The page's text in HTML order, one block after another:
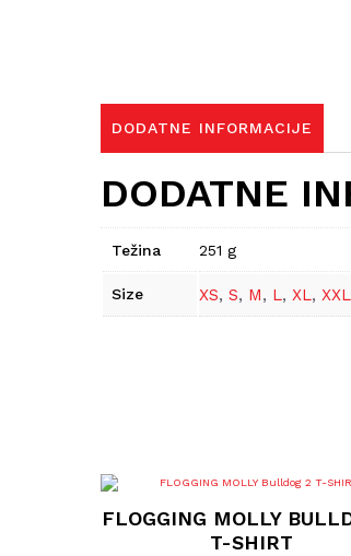
DODATNE INFORMACIJE
DODATNE
Težina 251 g
Size XS, S, M, L, XL, XXL
FLOGGING MOLLY
T-SHIRT
Ovaj
ima
varijanti.